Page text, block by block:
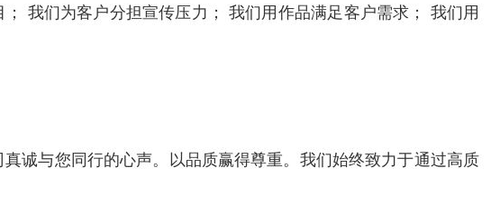
我们为客户分担宣传压力； 我们用作品满足客户需求； 我们用
诚与您同行的心声。以品质赢得尊重。我们始终致力于通过高质